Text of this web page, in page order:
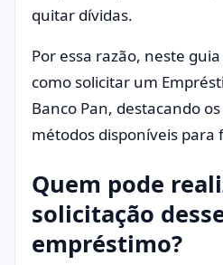
quitar dívidas.
Por essa razão, neste
como solicitar um
Banco Pan, destacando
métodos disponíveis para
Quem pode
solicitação
empréstimo?